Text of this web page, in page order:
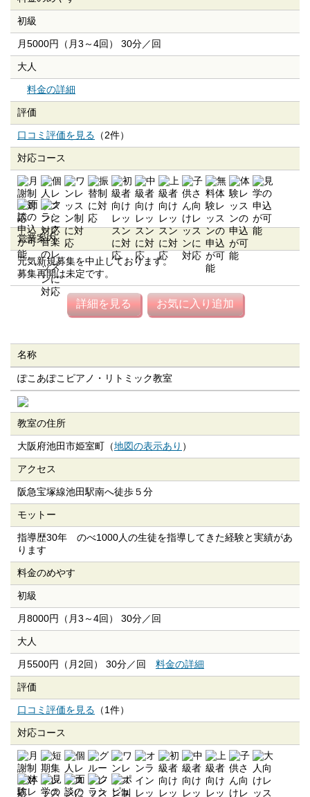
初級
月5000円（月3～4回） 30分／回
大人
料金の詳細
評価
口コミ評価を見る （2件）
対応コース
営業案内
元気新規募集を中止しております。
募集再開は未定です。
詳細を見る お気に入り追加
名称
ぽこあぽこピアノ・リトミック教室
教室の住所
大阪府池田市姫室町（地図の表示あり ）
アクセス
阪急宝塚線池田駅南へ徒歩５分
モットー
指導歴30年 のべ1000人の生徒を指導してきた経験と実績があ
ります
料金のめやす
初級
月8000円（月3～4回） 30分／回
大人
月5500円（月2回） 30分／回 料金の詳細
評価
口コミ評価を見る （1件）
対応コース